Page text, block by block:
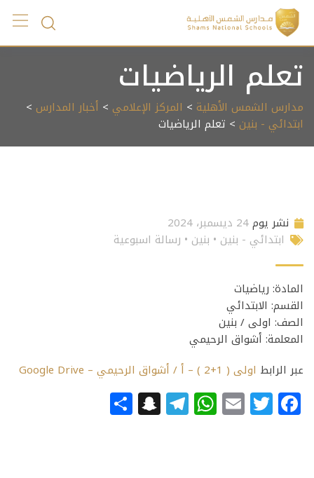
Skip
content
تعلم الرياضيات
مدارس الشمس الأهلية > المركز الإعلامي > أخبار المدارس >
ابتدائي - بنين > تعلم الرياضيات
نشر يوم24 ديسمبر، 2024
ابتدائي - بنين • بنين • رسالة اسبوعية
المادة: رياضيات
القسم: الابتدائي
الصف: اولى / بنين
المعلمة: أشواق الرحيمي
عبر الرابط اولى ( 1+2 ) – أ / أشواق الرحيمي – Google Drive
Facebook
Twitter
Email
WhatsApp
Telegram
Snapchat